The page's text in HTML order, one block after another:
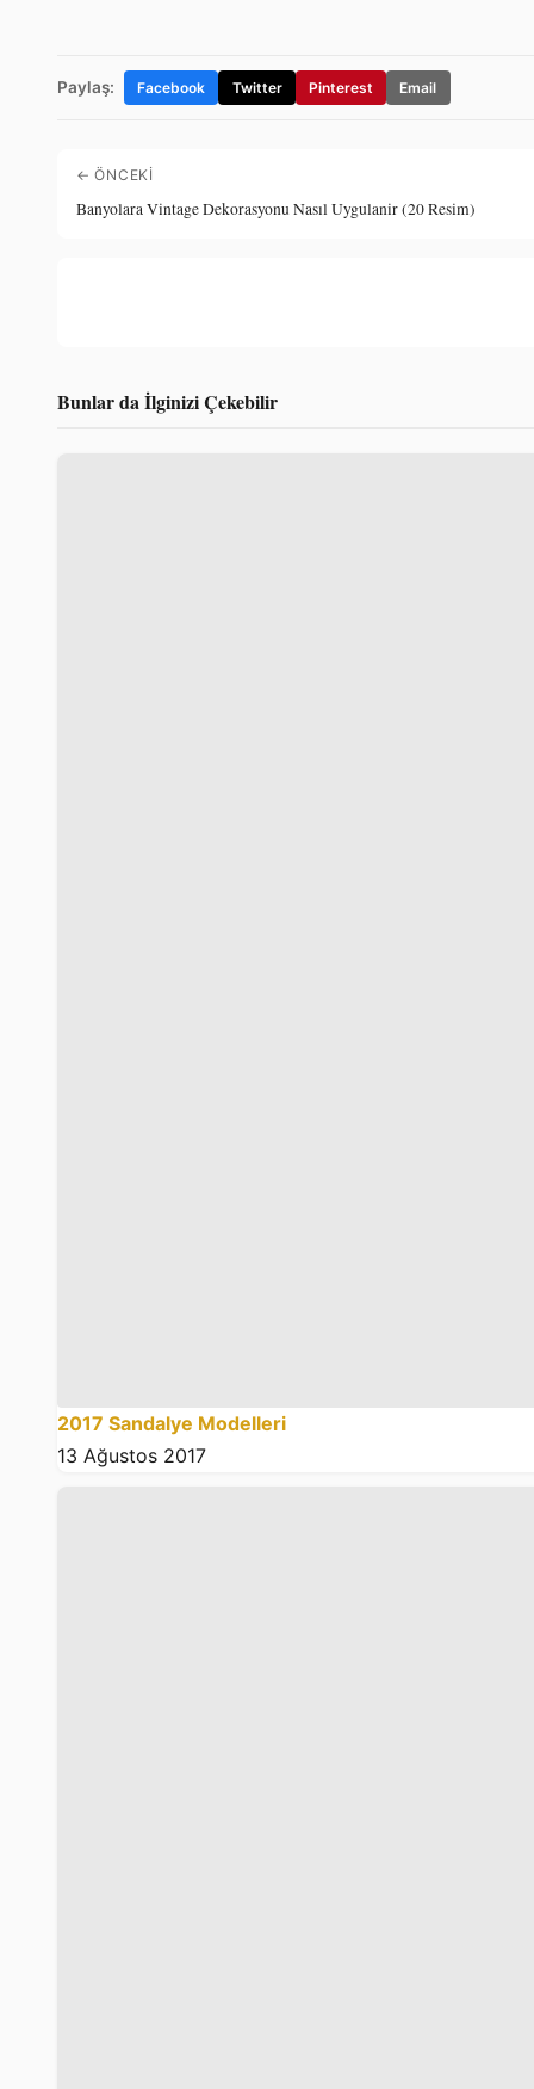
Paylaş: Facebook Twitter Pinterest Email
← ÖNCEKI
Banyolara Vintage Dekorasyonu Nasıl Uygulanir (20 Resim)
Bunlar da İlginizi Çekebilir
2017 Sandalye Modelleri
13 Ağustos 2017